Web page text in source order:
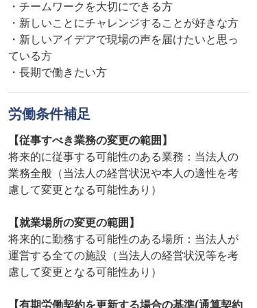
・チームワークを大切にできる方
・新しいことにチャレンジすることが好きな方
・新しいアイデアで現場の声を届けたいと思っ
ている方
・長期で働きたい方
労働条件補足
【従事すべき業務の変更の範囲】
将来的に従事する可能性のある業務：当法人の
業務全般（当法人の経営状況や本人の適性を考
慮して変更となる可能性あり）
【就業場所の変更の範囲】
将来的に勤務する可能性のある場所：当法人が
運営する全ての施設（当法人の経営状況等を考
慮して変更となる可能性あり）
【有期労働契約を更新する場合の基準(通算契約